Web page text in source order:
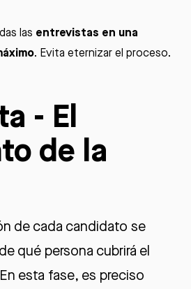
las entrevistas en una
. Evita eternizar el proceso.
- El
de la
de cada candidato se
qué persona cubrirá el
esta fase, es preciso